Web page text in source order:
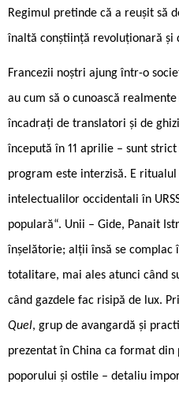
Regimul pretinde că a reușit să
înaltă conștiință revoluționară și
Francezii noștri ajung într-o
au cum să o cunoască
încadrați de translatori și de
începută în 11 aprilie – sunt
program este interzisă. E
intelectualilor occidentali în
populară“. Unii – Gide, Panait
înșelătorie; alții însă se
totalitare, mai ales atunci când
când gazdele fac risipă de lux.
Quel, grup de avangardă și
prezentat în China ca format
poporului și ostile – detaliu